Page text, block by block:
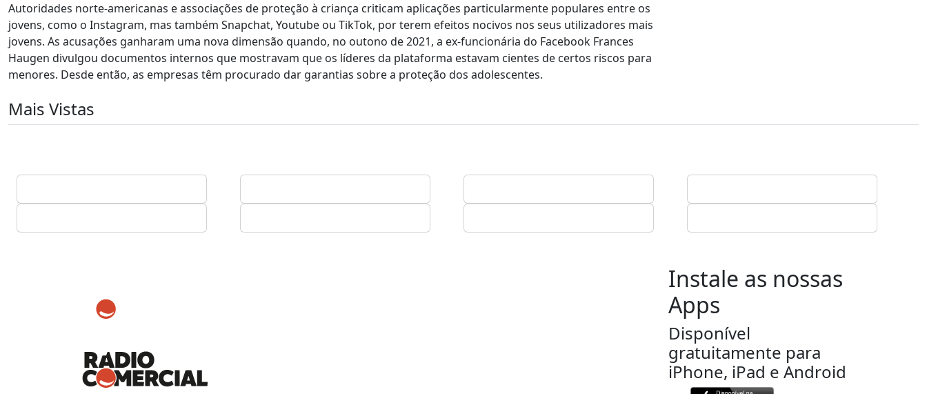
Autoridades norte-americanas e associações de proteção à criança criticam aplicações particularmente populares entre os
jovens, como o Instagram, mas também Snapchat, Youtube ou TikTok, por terem efeitos nocivos nos seus utilizadores mais
jovens. As acusações ganharam uma nova dimensão quando, no outono de 2021, a ex-funcionária do Facebook Frances
Haugen divulgou documentos internos que mostravam que os líderes da plataforma estavam cientes de certos riscos para
menores. Desde então, as empresas têm procurado dar garantias sobre a proteção dos adolescentes.
Mais Vistas
Instale as nossas
Apps
Disponível
gratuitamente para
iPhone, iPad e Android